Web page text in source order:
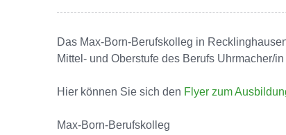
Das Max-Born-Berufskolleg in
Mittel- und Oberstufe des Berufs Uhrmacher/
Hier können Sie sich den Flyer zum
Max-Born-Berufskolleg